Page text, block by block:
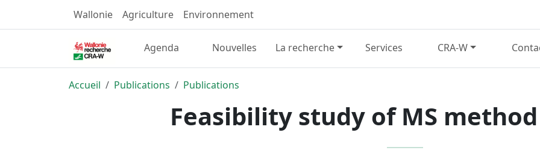
Wallonie Agriculture Environnement
Agenda Nouvelles La recherche Services CRA-W
Accueil Publications Publications
Feasibility study of MS